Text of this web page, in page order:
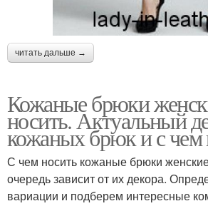
читать дальше →
Кожаные брюки
носить. Актуальный
кожаных брюк и с чем
С чем носить кожаные брюки
очередь зависит от их декора.
вариации и подберем интересные